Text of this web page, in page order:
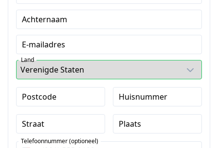
Achternaam
E-mailadres
Land
Postcode Huisnummer
Straat Plaats
Telefoonnummer (optioneel)